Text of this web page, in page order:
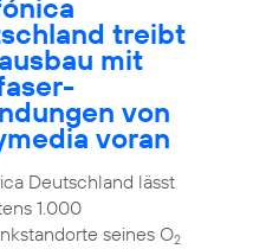
treibt
mit
von
voran
Deutschland lässt
1.000
seines O2